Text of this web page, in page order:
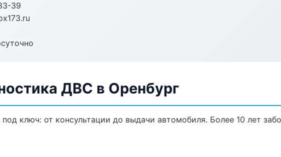
39
ДВС в Оренбург
ключ: от консультации до выдачи автомобиля. Более 10 лет